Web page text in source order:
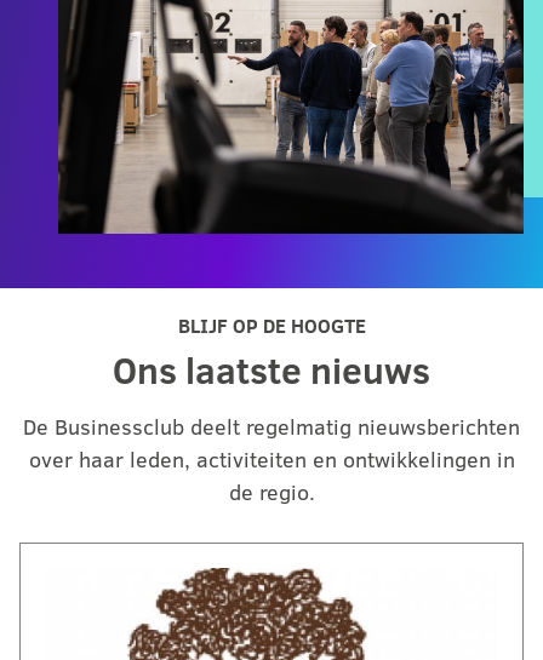
BLIJF OP DE HOOGTE
Ons laatste nieuws
De Businessclub deelt regelmatig nieuwsberichten
over haar leden, activiteiten en ontwikkelingen in
de regio.